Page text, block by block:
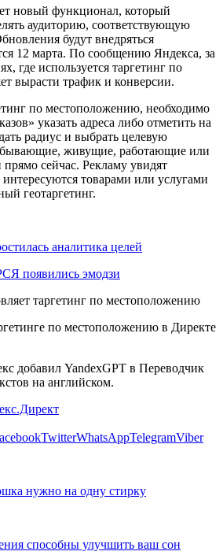
новый функционал, который
аудиторию, соответствующую
будут внедряться
12 марта. По сообщению Яндекса, за
где используется таргетинг по
вырасти трафик и конверсии.
по местоположению, необходимо
указать адреса либо отметить на
радиус и выбрать целевую
бывающие, живущие, работающие или
прямо сейчас. Рекламу увидят
товарами или услугами
геотаргетинг.
аналитика целей
появились эмодзи
по местоположению в Директе
добавил YandexGPT в Переводчик
на английском.
TwitterWhatsAppTelegramViber
нужно на одну стирку
способны улучшить ваш сон